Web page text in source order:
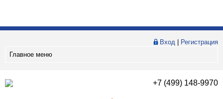
Вход
Регистрация
Главное меню
+7 (499) 148-9970